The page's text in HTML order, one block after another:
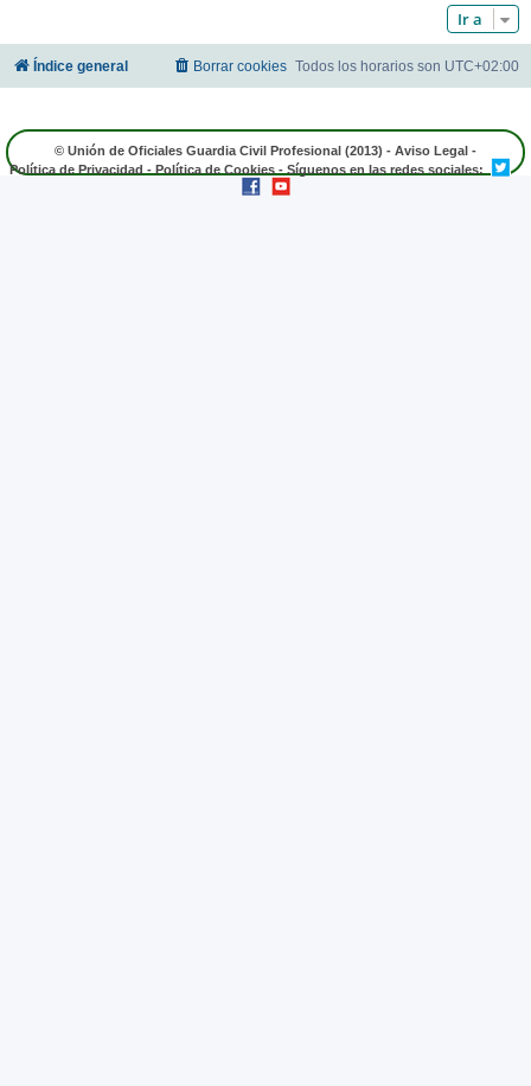
Ir a
Índice general Todos los horarios son UTC+02:00
Borrar cookies
© Unión de Oficiales Guardia Civil Profesional (2013) - Aviso Legal -
Política de Privacidad - Política de Cookies - Síguenos en las redes sociales: